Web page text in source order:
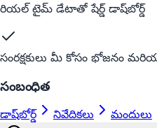
రియల్ టైమ్ డేటాతో షేర్డ్ డాష్‌బోర్డ్
సంరక్షకులు మీ కోసం భోజనం
సంబంధిత
డాష్‌బోర్డ్ నివేదికలు మందులు